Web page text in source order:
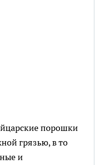
порошки
грязью, в то
и